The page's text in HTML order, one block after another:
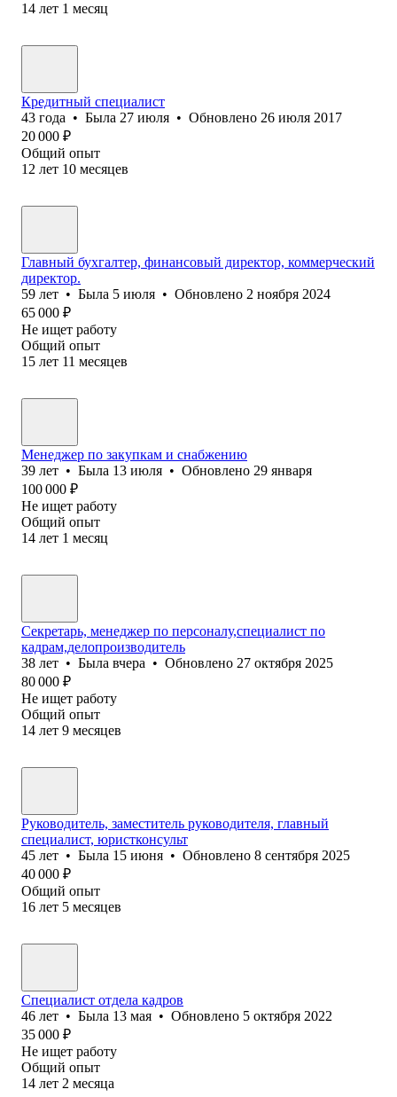
14 лет 1 месяц
Кредитный специалист
43 года • Была 27 июля • Обновлено 26 июля 2017
20 000 ₽
Общий опыт
12 лет 10 месяцев
Главный бухгалтер, финансовый директор, коммерческий
директор.
59 лет • Была 5 июля • Обновлено 2 ноября 2024
65 000 ₽
Не ищет работу
Общий опыт
15 лет 11 месяцев
Менеджер по закупкам и снабжению
39 лет • Была 13 июля • Обновлено 29 января
100 000 ₽
Не ищет работу
Общий опыт
14 лет 1 месяц
Секретарь, менеджер по персоналу,специалист по
кадрам,делопроизводитель
38 лет • Была вчера • Обновлено 27 октября 2025
80 000 ₽
Не ищет работу
Общий опыт
14 лет 9 месяцев
Руководитель, заместитель руководителя, главный
специалист, юристконсульт
45 лет • Была 15 июня • Обновлено 8 сентября 2025
40 000 ₽
Общий опыт
16 лет 5 месяцев
Специалист отдела кадров
46 лет • Была 13 мая • Обновлено 5 октября 2022
35 000 ₽
Не ищет работу
Общий опыт
14 лет 2 месяца